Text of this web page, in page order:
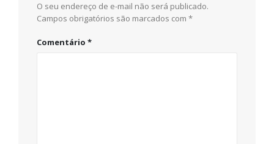
O seu endereço de e-mail não será publicado.
Campos obrigatórios são marcados com *
Comentário *